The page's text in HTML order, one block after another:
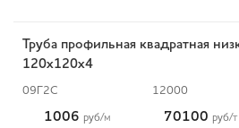
Труба профильная квадратная
120х120х4
09Г2С 12000
1006 руб/м 70100 руб/т